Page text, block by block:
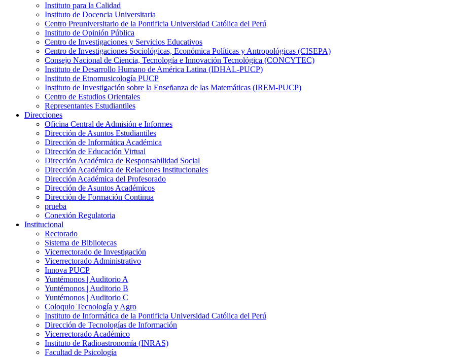
Instituto para la Calidad
Instituto de Docencia Universitaria
Centro Preuniversitario de la Pontificia Universidad Católica del Perú
Instituto de Opinión Pública
Centro de Investigaciones y Servicios Educativos
Centro de Investigaciones Sociológicas, Económica Políticas y Antropológicas (CISEPA)
Consejo Nacional de Ciencia, Tecnología e Innovación Tecnológica (CONCYTEC)
Instituto de Desarrollo Humano de América Latina (IDHAL-PUCP)
Instituto de Etnomusicología PUCP
Instituto de Investigación sobre la Enseñanza de las Matemáticas (IREM-PUCP)
Centro de Estudios Orientales
Representantes Estudiantiles
Direcciones
Oficina Central de Admisión e Informes
Dirección de Asuntos Estudiantiles
Dirección de Informática Académica
Dirección de Educación Virtual
Dirección Académica de Responsabilidad Social
Dirección Académica de Relaciones Institucionales
Dirección Académica del Profesorado
Dirección de Asuntos Académicos
Dirección de Formación Continua
prueba
Conexión Regulatoria
Institucional
Rectorado
Sistema de Bibliotecas
Vicerrectorado de Investigación
Vicerrectorado Administrativo
Innova PUCP
Yuntémonos | Auditorio A
Yuntémonos | Auditorio B
Yuntémonos | Auditorio C
Coloquio Tecnología y Agro
Instituto de Informática de la Pontificia Universidad Católica del Perú
Dirección de Tecnologías de Información
Vicerrectorado Académico
Instituto de Radioastronomía (INRAS)
Facultad de Psicología